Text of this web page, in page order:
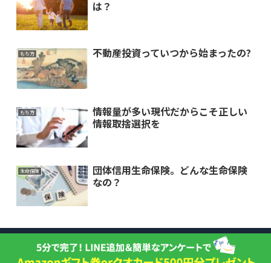
は？
もち方 不動産投資っていつから始まったの?
もち方
情報量が多い現代だからこそ正しい
情報取捨選択を
生命保険
団体信用生命保険。どんな生命保険
なの？
物件調査・査定
Copyright ©︎ RAXUS management CO.,LTD. All Rights Reserved.